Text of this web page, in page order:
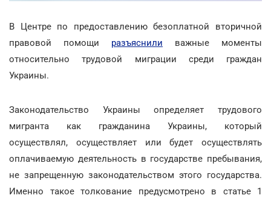
В Центре по предоставлению безоплатной вторичной
правовой помощи разъяснили важные моменты
относительно трудовой миграции среди граждан
Украины.
Законодательство Украины определяет трудового
мигранта как гражданина Украины, который
осуществлял, осуществляет или будет осуществлять
оплачиваемую деятельность в государстве пребывания,
не запрещенную законодательством этого государства.
Именно такое толкование предусмотрено в статье 1